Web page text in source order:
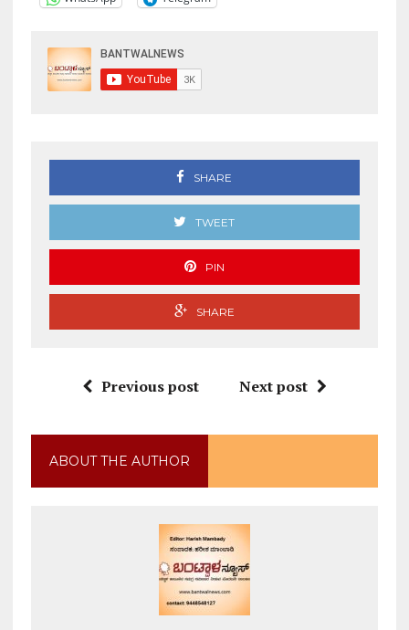
SHARE
TWEET
PIN
SHARE
Previous post Next post
ABOUT THE AUTHOR